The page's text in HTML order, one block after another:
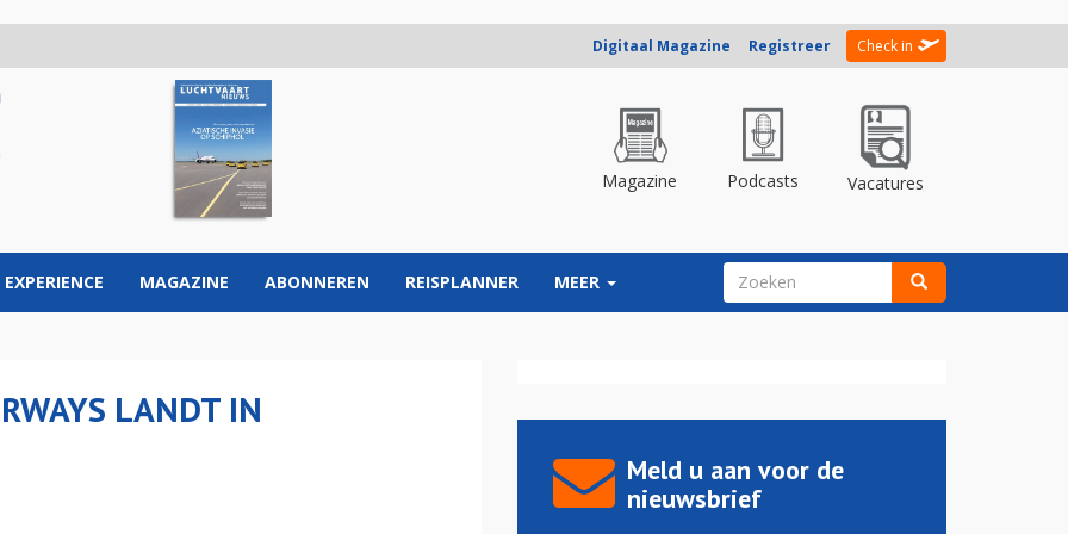
Digitaal Magazine Registreer Check in
Magazine Podcasts Vacatures
EXPERIENCE MAGAZINE ABONNEREN REISPLANNER MEER ZOEKVELD
LANDT IN
Meld u aan voor de
nieuwsbrief